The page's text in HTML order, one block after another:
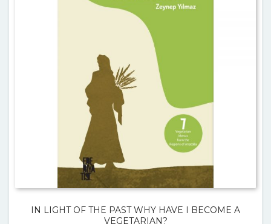
IN LIGHT OF THE PAST WHY HAVE I BECOME A
VEGETARIAN?